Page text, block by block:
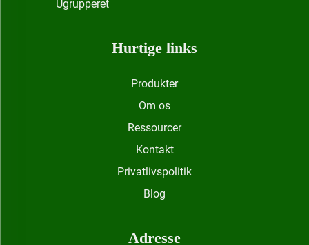
Ugrupperet
Hurtige links
Produkter
Om os
Ressourcer
Kontakt
Privatlivspolitik
Blog
Adresse